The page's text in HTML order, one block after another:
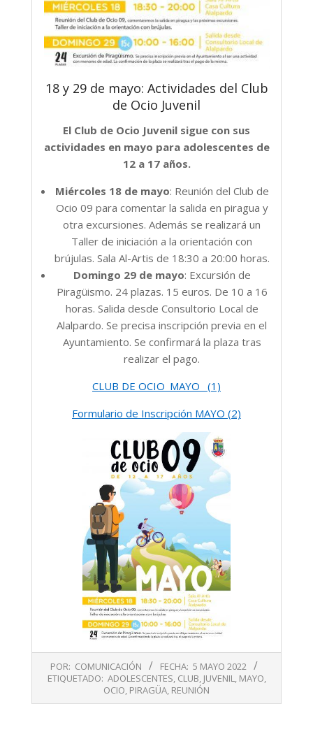
18 y 29 de mayo: Actividades del Club
de Ocio Juvenil
El Club de Ocio Juvenil sigue con sus
actividades en mayo para adolescentes de
12 a 17 años.
Miércoles 18 de mayo: Reunión del Club de
Ocio 09 para comentar la salida en piragua y
otra excursiones. Además se realizará un
Taller de iniciación a la orientación con
brújulas. Sala Al-Artis de 18:30 a 20:00 horas.
Domingo 29 de mayo: Excursión de
Piragüismo. 24 plazas. 15 euros. De 10 a 16
horas. Salida desde Consultorio Local de
Alalpardo. Se precisa inscripción previa en el
Ayuntamiento. Se confirmará la plaza tras
realizar el pago.
CLUB DE OCIO_MAYO_ (1)
Formulario de Inscripción MAYO (2)
POR: COMUNICACIÓN FECHA: 5 MAYO 2022
ETIQUETADO: ADOLESCENTES, CLUB, JUVENIL, MAYO,
OCIO, PIRAGÜA, REUNIÓN